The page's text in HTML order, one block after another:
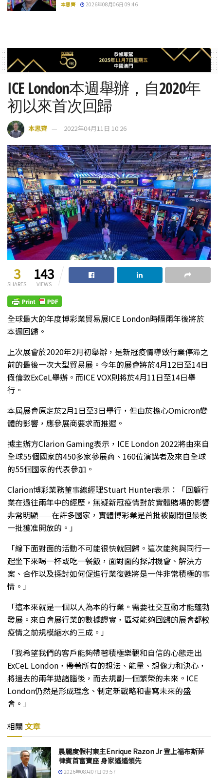
本思齊 2026年08月06日 09:46
ICE London本週舉辦，自2020年
初以來首次回歸
本思齊 2022年04月11日 10:26
3
SHARES
143
VIEWS
全球最大的年度博彩業貿易展ICE London時隔兩年後將於
本週回歸。
上次展會於2020年2月初舉辦，是新冠疫情導致行業停滯之
前的最後一次大型貿易展。今年的展會將於4月12日至14日
假倫敦ExCeL舉辦。而ICE VOX則將於4月11日至14日舉
行。
本屆展會原定於2月1日至3日舉行，但由於擔心Omicron變
體的影響，應參展商要求而推遲。
據主辦方Clarion Gaming表示，ICE London 2022將由來自
全球55個國家的450多家參展商、160位演講者及來自全球
的55個國家的代表參加。
Clarion博彩業務董事總經理Stuart Hunter表示：「回顧行
業在過往兩年中的經歷，無疑新冠疫情對於實體賭場的影響
非常明顯——在許多國家，實體博彩業是首批被關閉但最後
一批獲准開放的。」
「線下面對面的活動不可能很快就回歸。這次能夠與同行一
起坐下來喝一杯或吃一餐飯，面對面的探討機會、解決方
案、合作以及探討如何促進行業復甦將是一件非常積極的事
情。」
「這本來就是一個以人為本的行業。需要社交互動才能蓬勃
發展。來自會展行業的數據證實，區域能夠回歸的展會都較
疫情之前規模縮水約三成。」
「我希望我們的客戶能夠帶著積極樂觀和自信的心態走出
ExCeL London，帶著所有的想法、能量、想像力和決心，
將過去的兩年拋諸腦後，而去規劃一個繁榮的未來。ICE
London仍然是形成理念、制定新戰略和書寫未來的盛
會。」
相關 文章
晨麗度假村東主Enrique Razon Jr 登上福布斯菲
律賓首富寶座 身家遙遙領先
2026年08月07日 09:57